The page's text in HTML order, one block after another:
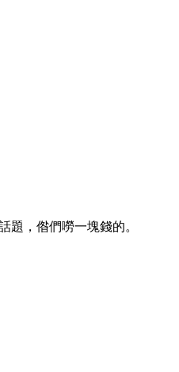
題，偺們嘮一塊錢的。